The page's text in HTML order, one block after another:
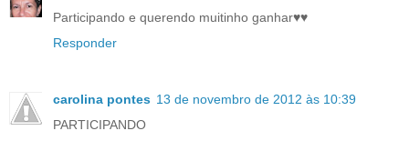
Participando e querendo muitinho ganhar♥♥
Responder
carolina pontes 13 de novembro de 2012 às 10:39
PARTICIPANDO